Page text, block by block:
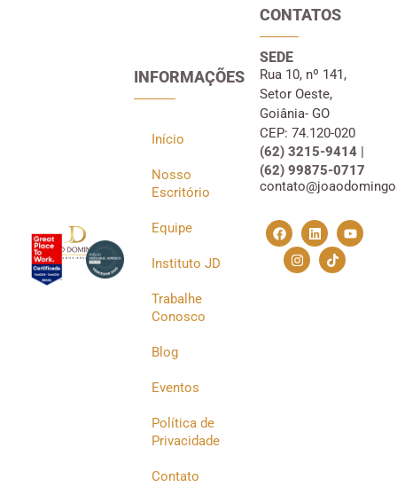
INFORMAÇÕES
Início
Nosso
Escritório
Equipe
Instituto JD
Trabalhe
Conosco
Blog
Eventos
Política de
Privacidade
Contato
CONTATOS
SEDE
Rua 10, nº 141,
Setor Oeste,
Goiânia- GO
CEP: 74.120-020
(62) 3215-9414 |
(62) 99875-0717